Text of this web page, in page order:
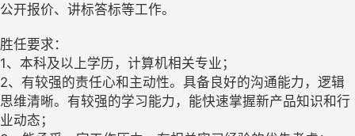
公开报价、讲标答标等工作。
胜任要求：
1、本科及以上学历，计算机相关专业；
2、有较强的责任心和主动性。具备良好的沟通能力，逻辑
思维清晰。有较强的学习能力，能快速掌握新产品知识和行
业动态；